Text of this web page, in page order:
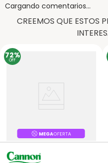
Cargando comentarios…
CREEMOS QUE ESTOS
72%
OFF